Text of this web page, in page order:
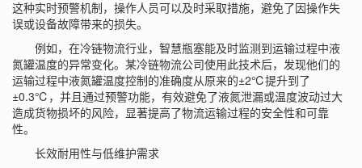
这种实时预警机制，操作人员可以及时采取措施，避免了因操作失
误或设备故障带来的损失。
例如，在冷链物流行业，智慧瓶塞能及时监测到运输过程中液
氮罐温度的异常变化。某冷链物流公司使用此技术后，发现他们的
运输过程中液氮罐温度控制的准确度从原来的±2℃提升到了
±0.3℃，并且通过预警功能，有效避免了液氮泄漏或温度波动过大
造成货物损坏的风险，显著提高了物流运输过程的安全性和可靠
性。
长效耐用性与低维护需求